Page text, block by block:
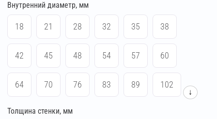
Внутренний диаметр, мм
18 21 28 32 35 38
42 45 48 54 57 60
64 70 76 83 89 102
108 114
↓
Толщина стенки, мм